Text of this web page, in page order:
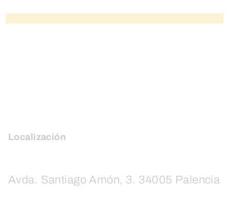
Localización
Avda. Santiago Amón, 3. 34005 Palencia